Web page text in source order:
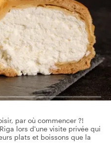
par où commencer ?!
lors d'une visite privée qui
plats et boissons que la